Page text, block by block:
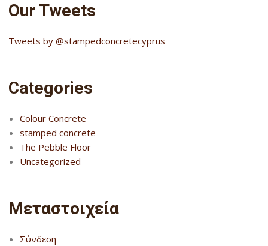
Our Tweets
Tweets by @stampedconcretecyprus
Categories
Colour Concrete
stamped concrete
The Pebble Floor
Uncategorized
Μεταστοιχεία
Σύνδεση